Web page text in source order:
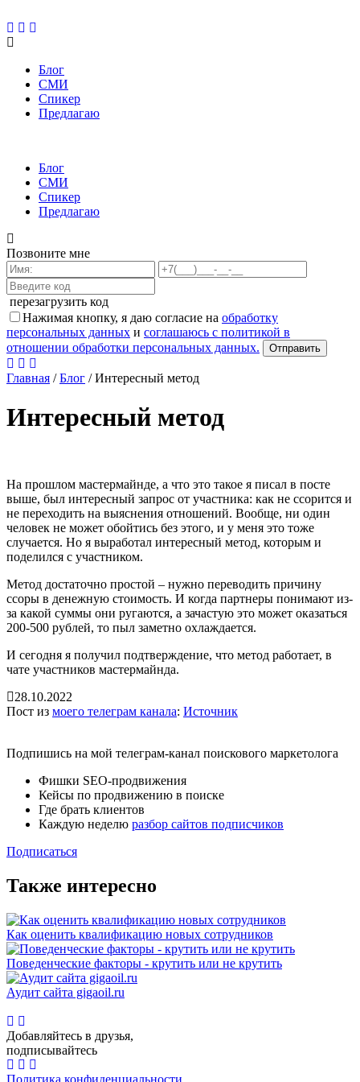
Блог
СМИ
Спикер
Предлагаю
Блог
СМИ
Спикер
Предлагаю
Позвоните мне
перезагрузить код
Нажимая кнопку, я даю согласие на обработку
персональных данных и соглашаюсь с политикой в
отношении обработки персональных данных.
Главная /Блог /Интересный метод
Интересный метод
На прошлом мастермайнде, а что это такое я писал в посте
выше, был интересный запрос от участника: как не ссорится и
не переходить на выяснения отношений. Вообще, ни один
человек не может обойтись без этого, и у меня это тоже
случается. Но я выработал интересный метод, которым и
поделился с участником.
Метод достаточно простой – нужно переводить причину
ссоры в денежную стоимость. И когда партнеры понимают из-
за какой суммы они ругаются, а зачастую это может оказаться
200-500 рублей, то пыл заметно охлаждается.
И сегодня я получил подтверждение, что метод работает, в
чате участников мастермайнда.
28.10.2022
Пост из моего телеграм канала: Источник
Подпишись на мой телеграм-канал поискового маркетолога
Фишки SEO-продвижения
Кейсы по продвижению в поиске
Где брать клиентов
Каждую неделю разбор сайтов подписчиков
Подписаться
Также интересно
Как оценить квалификацию новых сотрудников
Поведенческие факторы - крутить или не крутить
Аудит сайта gigaoil.ru
Добавляйтесь в друзья,
подписывайтесь
Политика конфиденциальности